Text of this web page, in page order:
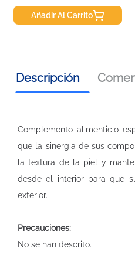
Añadir Al Carrito
Descripción
Complemento alimenticio
que la sinergia de sus
la textura de la piel y
desde el interior para que
exterior.
Precauciones:
No se han descrito.